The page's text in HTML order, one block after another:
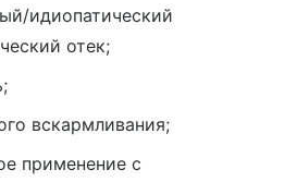
идиопатический
отек;
вскармливания;
применение с